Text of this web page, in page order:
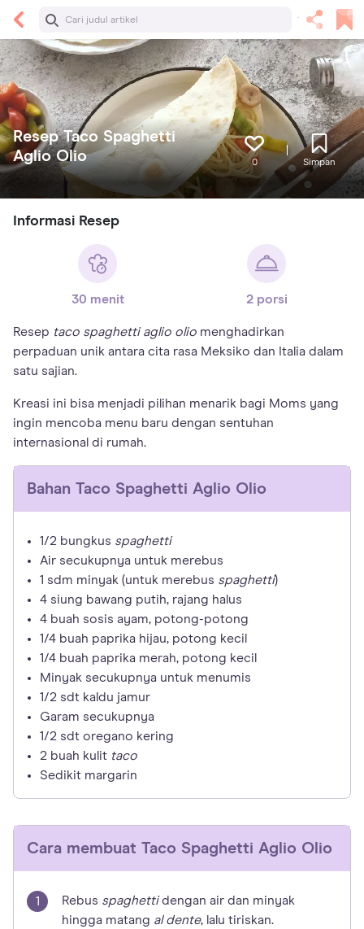
Resep Taco Spaghetti
Aglio Olio
0 Simpan
Informasi Resep
30 menit 2 porsi
Resep taco spaghetti aglio olio menghadirkan
perpaduan unik antara cita rasa Meksiko dan Italia dalam
satu sajian.
Kreasi ini bisa menjadi pilihan menarik bagi Moms yang
ingin mencoba menu baru dengan sentuhan
internasional di rumah.
Bahan Taco Spaghetti Aglio Olio
1/2 bungkus spaghetti
Air secukupnya untuk merebus
1 sdm minyak (untuk merebus spaghetti)
4 siung bawang putih, rajang halus
4 buah sosis ayam, potong-potong
1/4 buah paprika hijau, potong kecil
1/4 buah paprika merah, potong kecil
Minyak secukupnya untuk menumis
1/2 sdt kaldu jamur
Garam secukupnya
1/2 sdt oregano kering
2 buah kulit taco
Sedikit margarin
Cara membuat Taco Spaghetti Aglio Olio
Rebus spaghettidengan air dan minyak
hingga matang al dente, lalu tiriskan.